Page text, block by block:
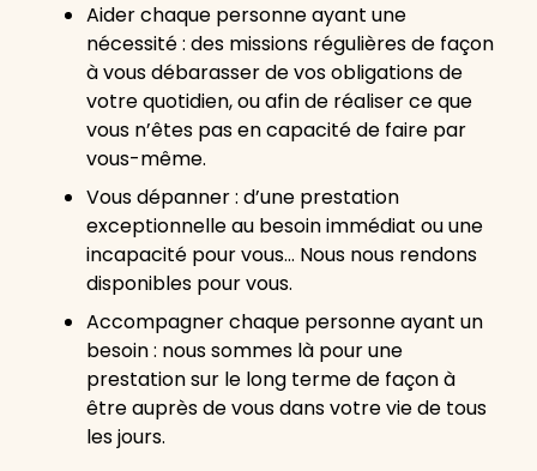
Aider chaque personne ayant une
nécessité : des missions régulières de façon
à vous débarasser de vos obligations de
votre quotidien, ou afin de réaliser ce que
vous n’êtes pas en capacité de faire par
vous-même.
Vous dépanner : d’une prestation
exceptionnelle au besoin immédiat ou une
incapacité pour vous… Nous nous rendons
disponibles pour vous.
Accompagner chaque personne ayant un
besoin : nous sommes là pour une
prestation sur le long terme de façon à
être auprès de vous dans votre vie de tous
les jours.